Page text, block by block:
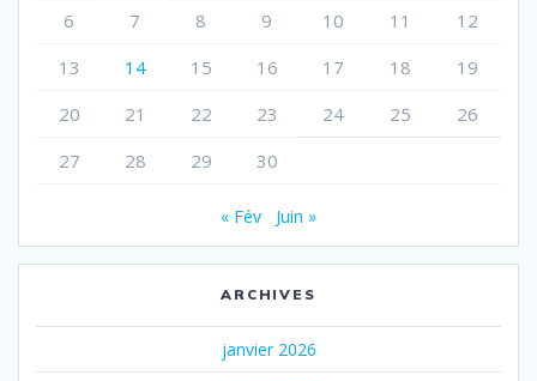
6
7 8 9 10 11
12
13
14 15 16 17 18
19
20
21 22 23 24 25
26
27
28 29 30
« Fév Juin »
ARCHIVES
janvier 2026